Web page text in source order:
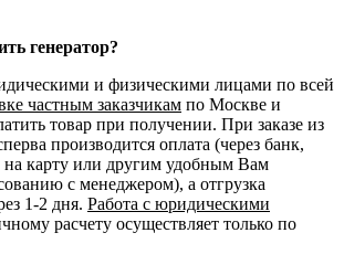
генератор?
и физическими лицами по всей
частным заказчикам по Москве и
товар при получении. При заказе из
производится оплата (через банк,
на карту или другим удобным Вам
с менеджером), а отгрузка
1-2 дня. Работа с юридическими
расчету осуществляет только по